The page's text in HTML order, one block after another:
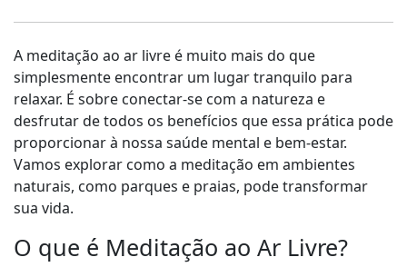
A meditação ao ar livre é muito mais do que
simplesmente encontrar um lugar tranquilo para
relaxar. É sobre conectar-se com a natureza e
desfrutar de todos os benefícios que essa prática pode
proporcionar à nossa saúde mental e bem-estar.
Vamos explorar como a meditação em ambientes
naturais, como parques e praias, pode transformar
sua vida.
O que é Meditação ao Ar Livre?